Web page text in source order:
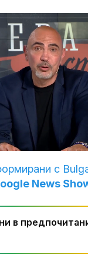
Loaded
100.00%
с
News
в